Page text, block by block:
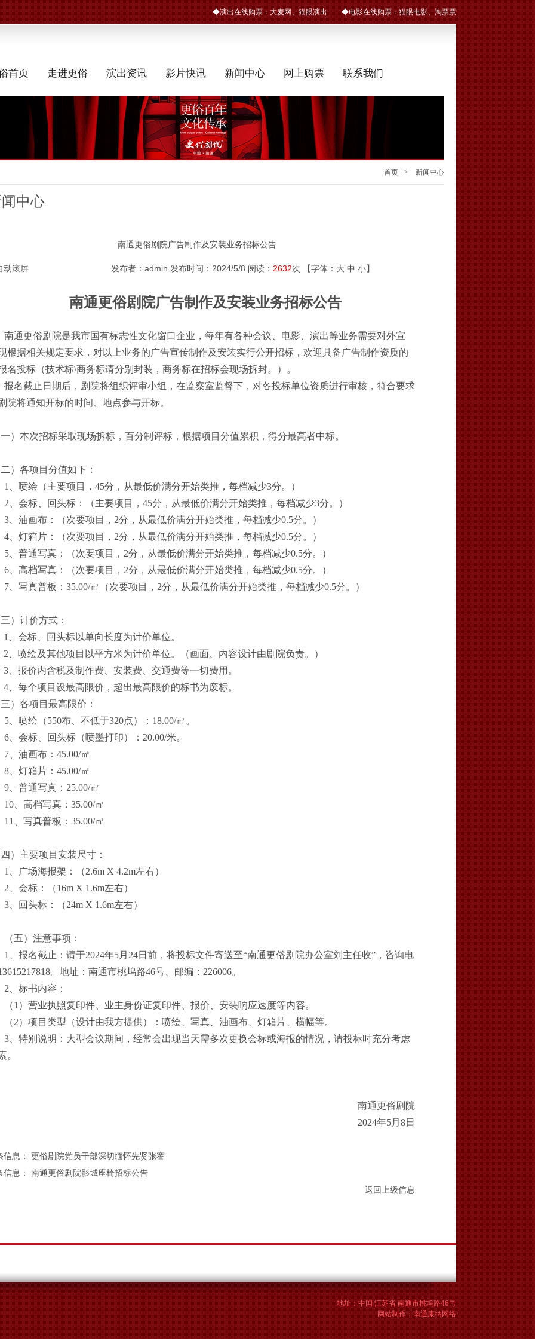
◆演出在线购票：大麦网、猫眼演出◆电影在线购票：猫眼电影、淘票票
首页 走进更俗 演出资讯 影片快讯 新闻中心 网上购票 联系我们
首页 > 新闻中心
中心
南通更俗剧院广告制作及安装业务招标公告
动滚屏 发布者：admin 发布时间：2024/5/8 阅读： 2632次 【字体： 大 中 小】
南通更俗剧院广告制作及安装业务招标公告
南通更俗剧院是我市国有标志性文化窗口企业，每年有各种会议、电影、演出等业务需要对外宣
根据相关规定要求，对以上业务的广告宣传制作及安装实行公开招标，欢迎具备广告制作资质的
名投标（技术标\商务标请分别封装，商务标在招标会现场拆封。）。
报名截止日期后，剧院将组织评审小组，在监察室监督下，对各投标单位资质进行审核，符合要求
院将通知开标的时间、地点参与开标。
一）本次招标采取现场拆标，百分制评标，根据项目分值累积，得分最高者中标。
二）各项目分值如下：
1、 喷绘（主要项目， 45分，从最低价满分开始类推，每档减少3分。）
2、 会标、回头标： （主要项目， 45分，从最低价满分开始类推，每档减少3分。）
3、 油画布：（次要项目， 2分， 从最低价满分开始类推，每档减少0.5分。
）
4、 灯箱片：（次要项目， 2分， 从最低价满分开始类推，每档减少0.5分。
）
5、普通写真：（次要项目，2分， 从最低价满分开始类推，每档减少0.5分。
）
6、高档写真：（次要项目，2分， 从最低价满分开始类推，每档减少0.5分。
）
7、写真普板：35.00/㎡（次要项目，2分， 从最低价满分开始类推，每档减少0.5分。 ）
三）计价方式：
1、 会标、回头标以单向长度为计价单位。
2、 喷绘及其他项目以平方米为计价单位。（画面、内容设计由剧院负责。）
3、 报价内含税及制作费、安装费、交通费等一切费用。
4、 每个项目设最高限价，超出最高限价的标书为废标。
三）各项目最高限价：
5、 喷绘（550布、不低于320点）：18.00/㎡。
6、 会标、回头标（喷墨打印）： 20.00/米。
7、 油画布： 45.00/㎡
8、 灯箱片： 45.00/㎡
9、 普通写真： 25.00/㎡
10、 高档写真： 35.00/㎡
11、 写真普板： 35.00/㎡
四）主要项目安装尺寸：
1、广场海报架：（2.6m X 4.2m左右）
2、会标：（16m X 1.6m左右）
3、回头标：（24m X 1.6m左右）
（五）注意事项：
1、报名截止：请于2024年5月 24日前，将投标文件寄送至“南通更俗剧院办公室刘 主任收”，咨询电
。地址：南通市桃坞路46号、邮编：226006。
2、标书内容：
（1）营业执照复印件、业主身份证复印件、报价、安装响应速度等内容。
（2）项目类型（设计由我方提供）：喷绘、写真、油画布、灯箱片、横幅等。
3、特别说明：大型会议期间，经常会出现当天需多次更换会标或海报的情况，请投标时充分考虑
。
南通更俗剧院
2024年5月 8日
信息： 更俗剧院党员干部深切缅怀先贤张謇
信息： 南通更俗剧院影城座椅招标公告
返回上级信息
地址：中国 江苏省 南通市桃坞路46号
网站制作：南通康纳网络